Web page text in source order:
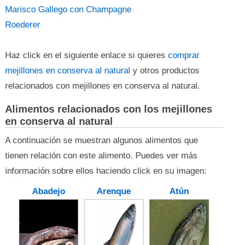
Marisco Gallego con Champagne
Roederer
Haz click en el siguiente enlace si quieres comprar
mejillones en conserva al natural y otros productos
relacionados con mejillones en conserva al natural.
Alimentos relacionados con los mejillones
en conserva al natural
A continuación se muestran algunos alimentos que
tienen relación con este alimento. Puedes ver más
información sobre ellos haciendo click en su imagen:
Abadejo Arenque Atún